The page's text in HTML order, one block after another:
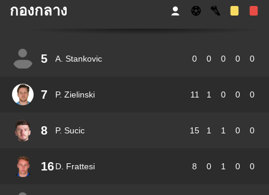
กองกลาง
5 A. Stankovic 0 0 0 0 0
7 P. Zielinski 11 1 0 0 0
8 P. Sucic 15 1 1 0 0
16D. Frattesi 8 0 1 0 0